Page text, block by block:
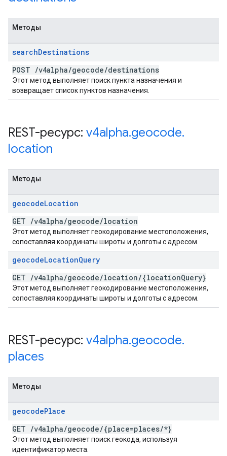
Методы
searchDestinations
POST /v4alpha/geocode/destinations
Этот метод выполняет поиск пункта назначения и
возвращает список пунктов назначения.
REST-ресурс: v4alpha.geocode.
location
Методы
geocodeLocation
GET /v4alpha/geocode/location
Этот метод выполняет геокодирование местоположения,
сопоставляя координаты широты и долготы с адресом.
geocodeLocationQuery
GET /v4alpha/geocode/location/{locationQuery}
Этот метод выполняет геокодирование местоположения,
сопоставляя координаты широты и долготы с адресом.
REST-ресурс: v4alpha.geocode.
places
Методы
geocodePlace
GET /v4alpha/geocode/{place=places/*}
Этот метод выполняет поиск геокода, используя
идентификатор места.